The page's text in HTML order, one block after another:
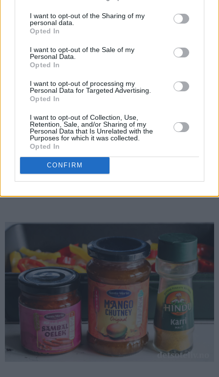
I want to opt-out of the Sharing of my
personal data.
Opted In
I want to opt-out of the Sale of my
Personal Data.
Opted In
I want to opt-out of processing my
Personal Data for Targeted Advertising.
Opted In
I want to opt-out of Collection, Use,
Retention, Sale, and/or Sharing of my
Personal Data that Is Unrelated with the
Purposes for which it was collected.
Opted In
CONFIRM
Det går fint å legge kyllingbitene rå i formen. De blir
gjennomstekt når steketiden er omme.
Karripulversom jeg bruker her er mild på smak. (Ikke det
samme som indisk currypulver.)
Mangochutneyer heller ikke så sterkt. Jeg bruker den
fra Santa Maria som jeg synes har veldig god smak.
Sambal oelek
chili og temmelig sterke saker. Jeg bruker kun en liten teskje
og synes det holder, men selvsagt kan du bruke mer hvis du